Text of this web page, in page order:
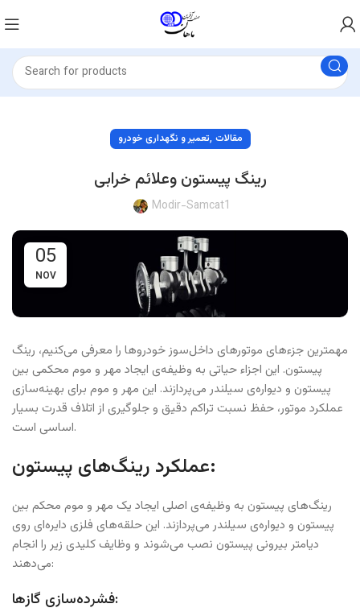
تعمیر و نگهداری خودرو, مقالات
رینگ پیستون وعلائم خرابی
Modir-Samcat1
05
NOV
مهمترین جزء‌های موتورهای داخل‌سوز خودروها را معرفی می‌کنیم، رینگ
پیستون. این اجزاء حیاتی به وظیفه‌ی ایجاد مهر و موم محکمی بین
پیستون و دیواره‌ی سیلندر می‌پردازند. این مهر و موم برای بهینه‌سازی
عملکرد موتور، حفظ نسبت تراکم دقیق و جلوگیری از اتلاف قدرت بسیار
اساسی است.
عملکرد رینگ‌های پیستون:
رینگ‌های پیستون به وظیفه‌ی اصلی ایجاد یک مهر و موم محکم بین
پیستون و دیواره‌ی سیلندر می‌پردازند. این حلقه‌های فلزی دایره‌ای روی
دیامتر بیرونی پیستون نصب می‌شوند و وظایف کلیدی زیر را انجام
می‌دهند:
فشرده‌سازی گازها: